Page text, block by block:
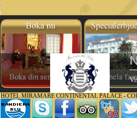
HOTEL MIRAMARE CONTINENTAL PALACE -